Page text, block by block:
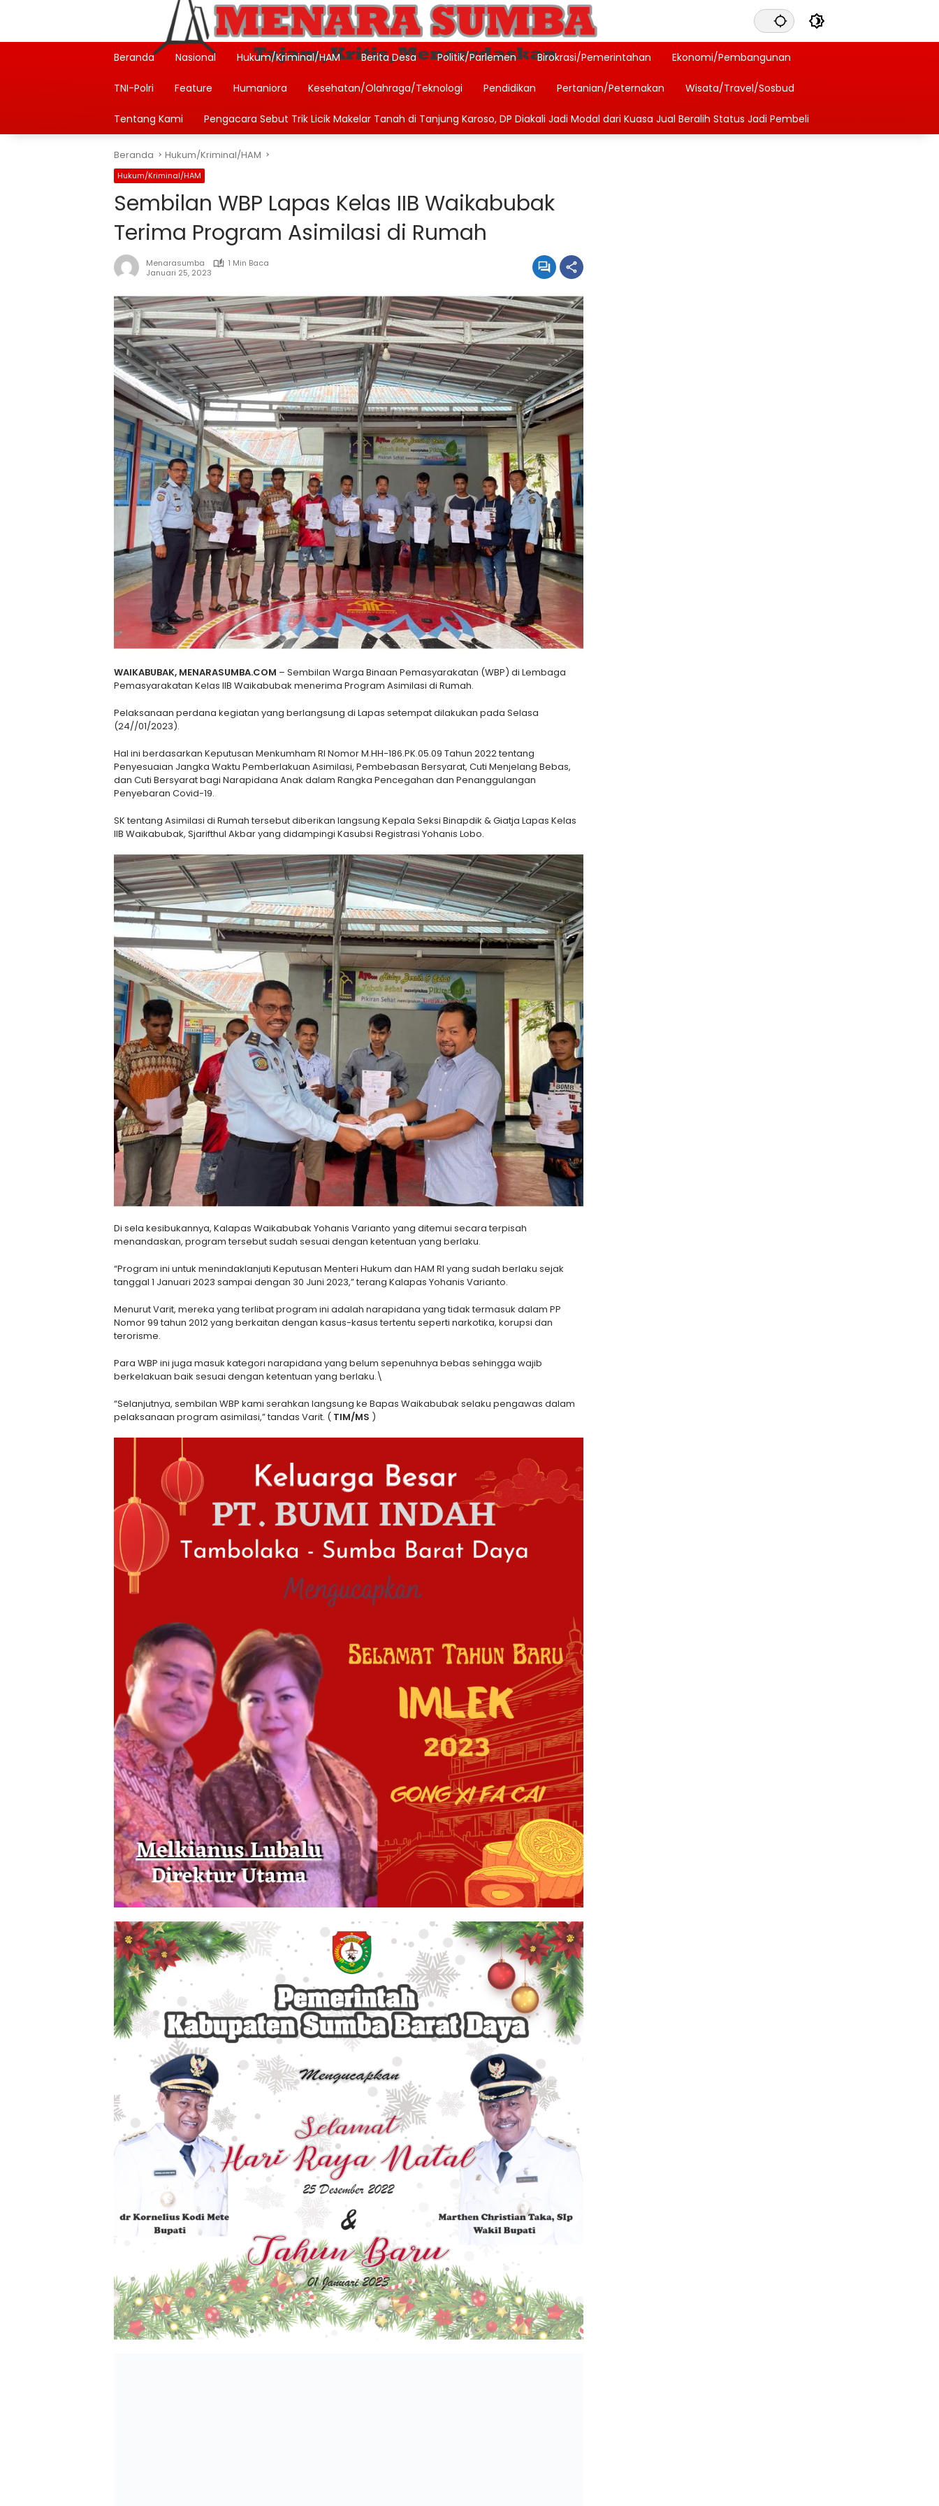
Beranda
Nasional Hukum/Kriminal/HAM Berita Desa Politik/Parlemen Birokrasi/Pemerintahan Ekonomi/Pembangunan
TNI-Polri Feature Humaniora Kesehatan/Olahraga/Teknologi Pendidikan Pertanian/Peternakan Wisata/Travel/Sosbud
Tentang Kami Pengacara Sebut Trik Licik Makelar Tanah di Tanjung Karoso, DP Diakali Jadi Modal dari Kuasa Jual Beralih Status Jadi Pembeli
Beranda Hukum/Kriminal/HAM
Hukum/Kriminal/HAM
Sembilan WBP Lapas Kelas IIB Waikabubak
Terima Program Asimilasi di Rumah
Menarasumba
1 Min Baca
Januari 25, 2023
WAIKABUBAK, MENARASUMBA.COM – Sembilan Warga Binaan Pemasyarakatan (WBP) di Lembaga
Pemasyarakatan Kelas IIB Waikabubak menerima Program Asimilasi di Rumah.
Pelaksanaan perdana kegiatan yang berlangsung di Lapas setempat dilakukan pada Selasa
(24//01/2023).
Hal ini berdasarkan Keputusan Menkumham RI Nomor M.HH-186.PK.05.09 Tahun 2022 tentang
Penyesuaian Jangka Waktu Pemberlakuan Asimilasi, Pembebasan Bersyarat, Cuti Menjelang Bebas,
dan Cuti Bersyarat bagi Narapidana Anak dalam Rangka Pencegahan dan Penanggulangan
Penyebaran Covid-19.
SK tentang Asimilasi di Rumah tersebut diberikan langsung Kepala Seksi Binapdik & Giatja Lapas Kelas
IIB Waikabubak, Sjarifthul Akbar yang didampingi Kasubsi Registrasi Yohanis Lobo.
Di sela kesibukannya, Kalapas Waikabubak Yohanis Varianto yang ditemui secara terpisah
menandaskan, program tersebut sudah sesuai dengan ketentuan yang berlaku.
“Program ini untuk menindaklanjuti Keputusan Menteri Hukum dan HAM RI yang sudah berlaku sejak
tanggal 1 Januari 2023 sampai dengan 30 Juni 2023,” terang Kalapas Yohanis Varianto.
Menurut Varit, mereka yang terlibat program ini adalah narapidana yang tidak termasuk dalam PP
Nomor 99 tahun 2012 yang berkaitan dengan kasus-kasus tertentu seperti narkotika, korupsi dan
terorisme.
Para WBP ini juga masuk kategori narapidana yang belum sepenuhnya bebas sehingga wajib
berkelakuan baik sesuai dengan ketentuan yang berlaku.\
“Selanjutnya, sembilan WBP kami serahkan langsung ke Bapas Waikabubak selaku pengawas dalam
pelaksanaan program asimilasi,” tandas Varit. ( TIM/MS )